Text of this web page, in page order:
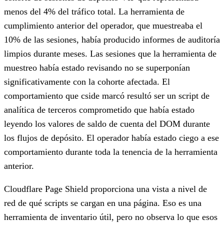
menos del 4% del tráfico total. La herramienta de
cumplimiento anterior del operador, que muestreaba el
10% de las sesiones, había producido informes de auditoría
limpios durante meses. Las sesiones que la herramienta de
muestreo había estado revisando no se superponían
significativamente con la cohorte afectada. El
comportamiento que cside marcó resultó ser un script de
analítica de terceros comprometido que había estado
leyendo los valores de saldo de cuenta del DOM durante
los flujos de depósito. El operador había estado ciego a ese
comportamiento durante toda la tenencia de la herramienta
anterior.
Cloudflare Page Shield proporciona una vista a nivel de
red de qué scripts se cargan en una página. Eso es una
herramienta de inventario útil, pero no observa lo que esos